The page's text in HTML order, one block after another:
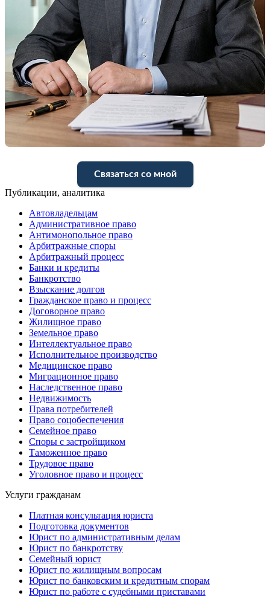
Связаться со мной
Публикации, аналитика
Автовладельцам
Административное право
Антимонопольное право
Арбитражные споры
Арбитражный процесс
Банки и кредиты
Банкротство
Взыскание долгов
Гражданское право и процесс
Договорное право
Жилищное право
Земельное право
Интеллектуальное право
Исполнительное производство
Медицинское право
Миграционное право
Наследственное право
Недвижимость
Права потребителей
Право соцобеспечения
Семейное право
Споры с застройщиком
Таможенное право
Трудовое право
Уголовное право и процесс
Услуги гражданам
Платная консультация юриста
Подготовка документов
Юрист по административным делам
Юрист по банкротству
Семейный юрист
Юрист по жилищным вопросам
Юрист по банковским и кредитным спорам
Юрист по работе с судебными приставами